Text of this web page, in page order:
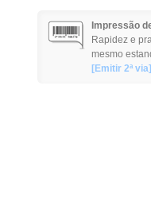
Impressão
Rapidez e
mesmo
[Emitir 2ª via]